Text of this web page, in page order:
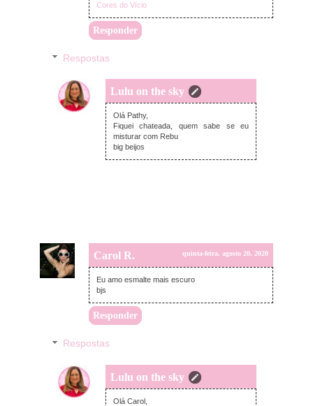
Cores do Vício
Responder
Respostas
Lulu on the sky
quinta-feira, agosto 20, 2020
Olá Pathy,
Fiquei chateada, quem sabe se eu
misturar com Rebu
big beijos
Carol R. quinta-feira, agosto 20, 2020
Eu amo esmalte mais escuro
bjs
Responder
Respostas
Lulu on the sky
quinta-feira, agosto 20, 2020
Olá Carol,